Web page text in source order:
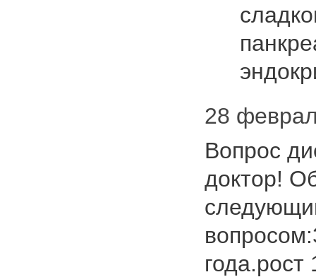
28
Вопрос
доктор!
года.рост